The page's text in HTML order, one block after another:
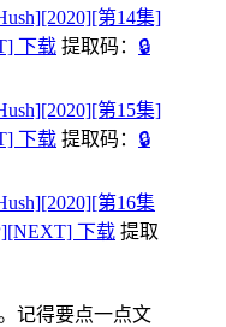
第14集]
下载 提取码： 🔒
第15集]
下载 提取码： 🔒
第16集
下载 提取
记得要点一点文